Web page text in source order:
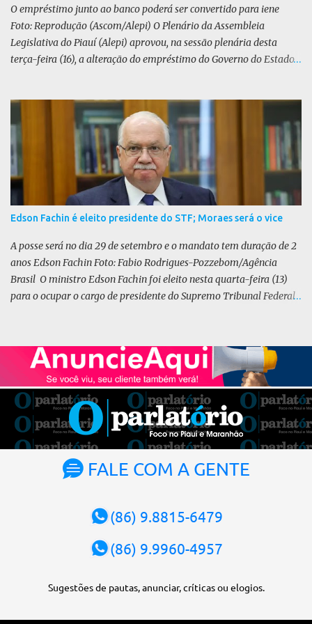
O empréstimo junto ao banco poderá ser convertido para iene
Foto: Reprodução (Ascom/Alepi) O Plenário da Assembleia
Legislativa do Piauí (Alepi) aprovou, na sessão plenária desta
terça-feira (16), a alteração do empréstimo do Governo do Estado
contrato, presente na lei 8.964/25, é de US$ 392 milhões. De acordo
com o Executivo, a mudança de moeda traz benefícios a longo
prazo. “A mudança se fundamenta em análises técnicas
aprofundadas conduzidas em conjunto com o BIRD, as quais
indicam que a contratação em iene japonês é mais vantajosa sob
os aspectos econômico e financeiro. Embora o custo dos juros em
dólares possa parecer inferior no curto prazo, a opção pelo iene
revela-se mais benéfica no longo prazo, tanto pela sua menor
volatilidade cambial quanto pela estabilidade da taxa de juros
atrelada à TONA”, explica. O deputado Gustavo Neiva (PP) votou
contra o projeto de l...
Edson Fachin é eleito presidente do STF; Moraes será o vice
A posse será no dia 29 de setembro e o mandato tem duração de 2
anos Edson Fachin Foto: Fabio Rodrigues-Pozzebom/Agência
Brasil O ministro Edson Fachin foi eleito nesta quarta-feira (13)
para o ocupar o cargo de presidente do Supremo Tribunal Federal
votação foi feita de forma simbólica pelo plenário da Corte.
Atualmente, Fachin é o vice-presidente e, pelo critério de
antiguidade, deve assumir o cargo. Conforme o regimento interno,
o tribunal deve ser comandado pelo ministro mais antigo que
ainda não presidiu a Corte. O novo presidente vai suceder a Luís
Roberto Barroso, que completará o mandato de dois anos. Ao
cumprimentar Fachin pela eleição, Barroso afirmou que o país
tem sorte de ter o ministro na cadeira de presidente da Corte.
“Considero, pessoalmente e institucionalmente, que é uma sorte
FALE COM A GENTE
(86) 9.8815-6479
(86) 9.9960-4957
Sugestões de pautas, anunciar, críticas ou elogios.